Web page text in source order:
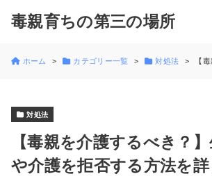
毒親育ちの第三の場所
ホーム カテゴリー一覧 対処法 【
対処法
【毒親を介護するべき？
や介護を拒否する方法を